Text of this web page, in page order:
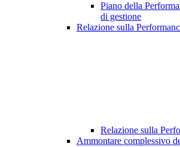
Piano della
di gestione
Relazione sulla
Relazione sulla
Ammontare complessivo